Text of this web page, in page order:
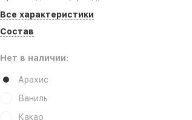
Все характеристики
Состав
Нет в наличии:
Арахис
Ваниль
Какао